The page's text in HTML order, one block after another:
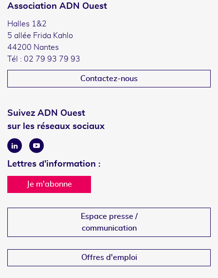
Association ADN Ouest
Halles 1&2
5 allée Frida Kahlo
44200 Nantes
Tél : 02 79 93 79 93
Contactez-nous
Suivez ADN Ouest
sur les réseaux sociaux
LinkedinYoutube
Lettres d'information :
Je m'abonne
Espace presse /
communication
Offres d'emploi